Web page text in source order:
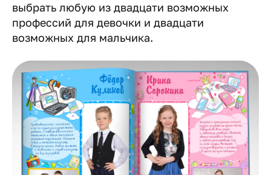
выбрать любую из двадцати возможных
профессий для девочки и двадцати
возможных для мальчика.